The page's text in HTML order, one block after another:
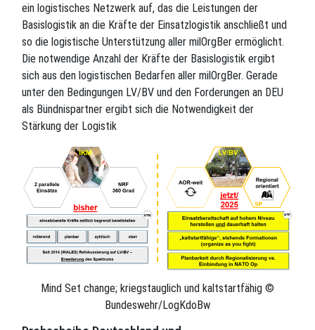
ein logistisches Netzwerk auf, das die Leistungen der
Basislogistik an die Kräfte der Einsatzlogistik anschließt und
so die logistische Unterstützung aller milOrgBer ermöglicht.
Die notwendige Anzahl der Kräfte der Basislogistik ergibt
sich aus den logistischen Bedarfen aller milOrgBer. Gerade
unter den Bedingungen LV/BV und den Forderungen an DEU
als Bündnispartner ergibt sich die Notwendigkeit der
Stärkung der Logistik
Mind Set change; kriegstauglich und kaltstartfähig ©
Bundeswehr/LogKdoBw